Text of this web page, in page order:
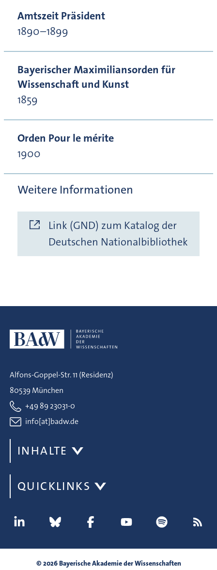
Amtszeit Präsident
1890–1899
Bayerischer Maximiliansorden für
Wissenschaft und Kunst
1859
Orden Pour le mérite
1900
Weitere Informationen
Link (GND) zum Katalog der
Deutschen Nationalbibliothek
Alfons-Goppel-Str. 11 (Residenz)
80539 München
+49 89 23031-0
info[at]badw.de
INHALTE
QUICKLINKS
© 2026 Bayerische Akademie der Wissenschaften